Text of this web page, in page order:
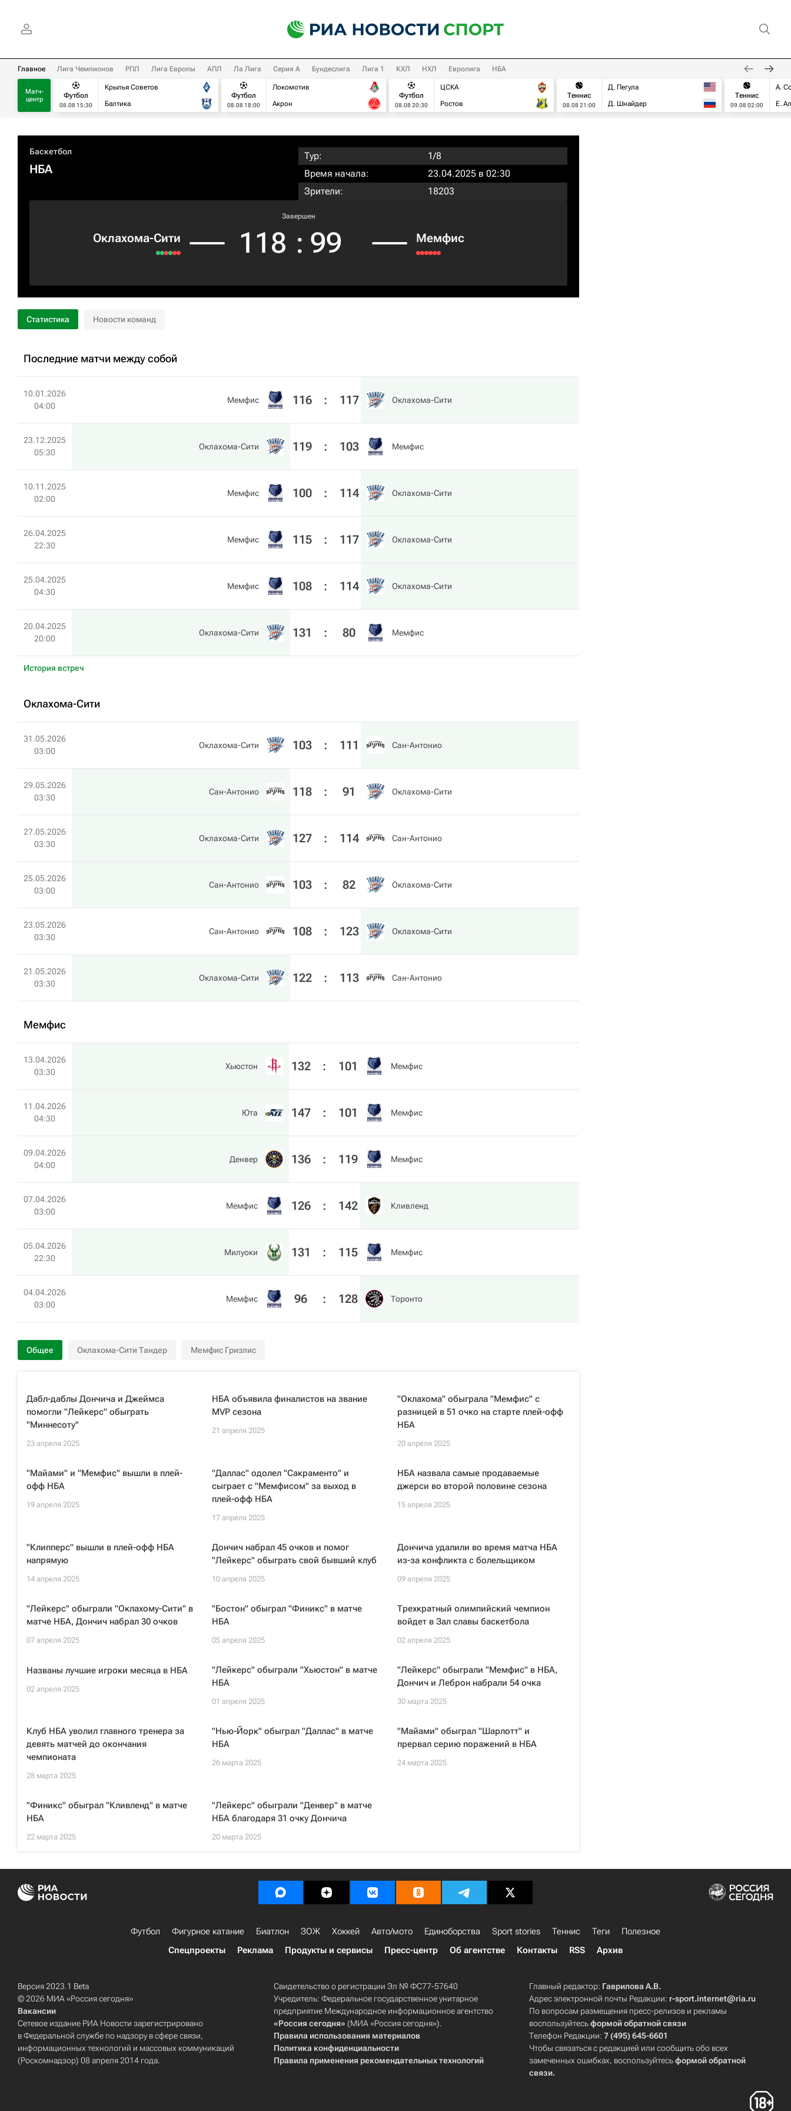
Главное Лига Чемпионов РПЛ Лига Европы АПЛ Ла Лига Серия А Бундеслига Лига 1 КХЛ НХЛ Евролига НБА
Матч-
центр
Футбол
08.08 15:30
Крылья Советов
Балтика
Футбол
08.08 18:00
Локомотив
Акрон
Футбол
08.08 20:30
ЦСКА
Ростов
Теннис
08.08 21:00
Д. Пегула
Д. Шнайдер
Теннис
09.08 02:00
А.
Е.
Баскетбол
НБА
Тур:
1/8
Время начала:
23.04.2025 в 02:30
Зрители:
18203
Оклахома-Сити
Завершен
118 : 99 Мемфис
Статистика Новости команд
Последние матчи между собой
10.01.2026
04:00
Мемфис 116 : 117 Оклахома-Сити
23.12.2025
05:30
Оклахома-Сити 119 : 103 Мемфис
10.11.2025
02:00
Мемфис 100 : 114 Оклахома-Сити
26.04.2025
22:30
Мемфис 115 : 117 Оклахома-Сити
25.04.2025
04:30
Мемфис 108 : 114 Оклахома-Сити
20.04.2025
20:00
Оклахома-Сити 131 : 80 Мемфис
История встреч
Оклахома-Сити
31.05.2026
03:00
Оклахома-Сити 103 : 111 Сан-Антонио
29.05.2026
03:30
Сан-Антонио 118 : 91 Оклахома-Сити
27.05.2026
03:30
Оклахома-Сити 127 : 114 Сан-Антонио
25.05.2026
03:00
Сан-Антонио 103 : 82 Оклахома-Сити
23.05.2026
03:30
Сан-Антонио 108 : 123 Оклахома-Сити
21.05.2026
03:30
Оклахома-Сити 122 : 113 Сан-Антонио
Мемфис
13.04.2026
03:30
Хьюстон 132 : 101 Мемфис
11.04.2026
04:30
Юта 147 : 101 Мемфис
09.04.2026
04:00
Денвер 136 : 119 Мемфис
07.04.2026
03:00
Мемфис 126 : 142 Кливленд
05.04.2026
22:30
Милуоки 131 : 115 Мемфис
04.04.2026
03:00
Мемфис 96 : 128 Торонто
Общее Оклахома-Сити Тандер Мемфис Гризлис
Дабл-даблы Дончича и Джеймса
помогли "Лейкерс" обыграть
"Миннесоту"
23 апреля 2025
НБА объявила финалистов на звание
MVP сезона
21 апреля 2025
"Оклахома" обыграла "Мемфис" с
разницей в 51 очко на старте плей-офф
НБА
20 апреля 2025
"Майами" и "Мемфис" вышли в плей-
офф НБА
19 апреля 2025
"Даллас" одолел "Сакраменто" и
сыграет с "Мемфисом" за выход в
плей-офф НБА
17 апреля 2025
НБА назвала самые продаваемые
джерси во второй половине сезона
15 апреля 2025
"Клипперс" вышли в плей-офф НБА
напрямую
14 апреля 2025
Дончич набрал 45 очков и помог
"Лейкерс" обыграть свой бывший клуб
10 апреля 2025
Дончича удалили во время матча НБА
из-за конфликта с болельщиком
09 апреля 2025
"Лейкерс" обыграли "Оклахому-Сити" в
матче НБА, Дончич набрал 30 очков
07 апреля 2025
"Бостон" обыграл "Финикс" в матче
НБА
05 апреля 2025
Трехкратный олимпийский чемпион
войдет в Зал славы баскетбола
02 апреля 2025
Названы лучшие игроки месяца в НБА
02 апреля 2025
"Лейкерс" обыграли "Хьюстон" в матче
НБА
01 апреля 2025
"Лейкерс" обыграли "Мемфис" в НБА,
Дончич и Леброн набрали 54 очка
30 марта 2025
Клуб НБА уволил главного тренера за
девять матчей до окончания
чемпионата
28 марта 2025
"Нью-Йорк" обыграл "Даллас" в матче
НБА
26 марта 2025
"Майами" обыграл "Шарлотт" и
прервал серию поражений в НБА
24 марта 2025
"Финикс" обыграл "Кливленд" в матче
НБА
22 марта 2025
"Лейкерс" обыграли "Денвер" в матче
НБА благодаря 31 очку Дончича
20 марта 2025
Футбол Фигурное катание Биатлон ЗОЖ Хоккей Авто/мото Единоборства Sport stories Теннис Теги
Полезное
Спецпроекты
Реклама Продукты и сервисы Пресс-центр Об агентстве Контакты RSS Архив
Версия 2023.1 Beta
© 2026 МИА «Россия сегодня»
Вакансии
Сетевое издание РИА Новости зарегистрировано
в Федеральной службе по надзору в сфере связи,
информационных технологий и массовых коммуникаций
(Роскомнадзор) 08 апреля 2014 года.
Свидетельство о регистрации Эл № ФС77-57640
Учредитель: Федеральное государственное унитарное
предприятие Международное информационное агентство
«Россия сегодня» (МИА «Россия сегодня»).
Правила использования материалов
Политика конфиденциальности
Правила применения рекомендательных технологий
Главный редактор: Гаврилова А.В.
Адрес электронной почты Редакции: r-sport.internet@ria.ru
По вопросам размещения пресс-релизов и рекламы
воспользуйтесьформой обратной связи
Телефон Редакции:7 (495) 645-6601
Чтобы связаться с редакцией или сообщить обо всех
замеченных ошибках, воспользуйтесьформой обратной
связи.